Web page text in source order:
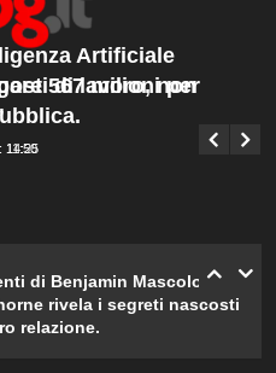
militare
14:00
Artificiale
di lavoro, non
14:25
567 milioni per
11:50
Pellegrini compie 38 anni:
in famiglia da mamma
e gioiosa.
Riccardi nel cast del
di Benjamin Mascolo:
rivela i segreti nascosti
relazione.